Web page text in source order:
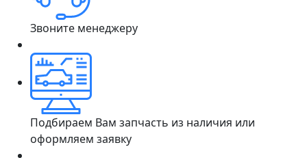
Звоните менеджеру
Подбираем Вам запчасть из наличия или
оформляем заявку